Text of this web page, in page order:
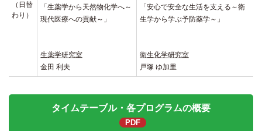
（日替
わり）
「生薬学から天然物化学へ～
現代医療への貢献～」
生薬学研究室
金田 利夫
「安心で安全な生活を支える～衛
生学から学ぶ予防薬学～」
衛生化学研究室
戸塚 ゆ加里
タイムテーブル・各プログラムの概要